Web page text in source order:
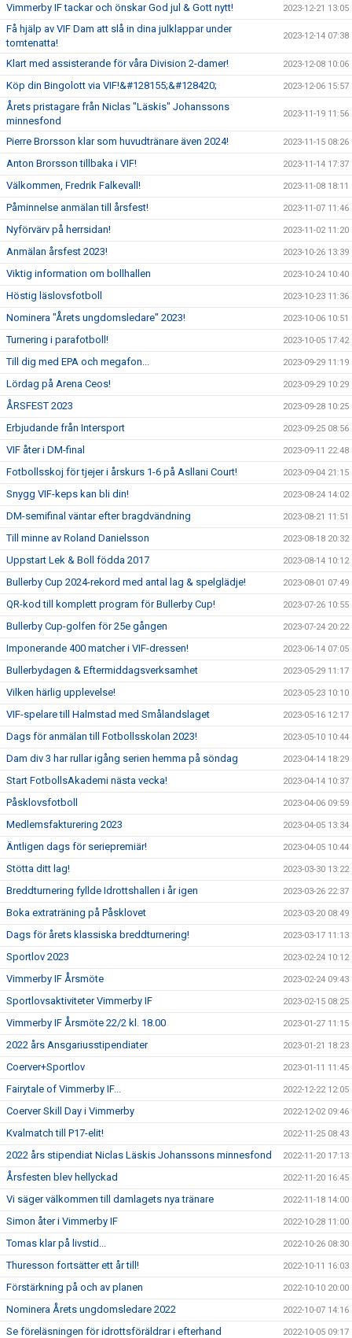
Vimmerby IF tackar och önskar God jul & Gott nytt! 2023-12-21 13:05
Få hjälp av VIF Dam att slå in dina julklappar under
tomtenatta!
2023-12-14 07:38
Klart med assisterande för våra Division 2-damer! 2023-12-08 10:06
Köp din Bingolott via VIF!&#128155;&#128420; 2023-12-06 15:57
Årets pristagare från Niclas "Läskis" Johanssons
minnesfond
2023-11-19 11:56
Pierre Brorsson klar som huvudtränare även 2024! 2023-11-15 08:26
Anton Brorsson tillbaka i VIF! 2023-11-14 17:37
Välkommen, Fredrik Falkevall! 2023-11-08 18:11
Påminnelse anmälan till årsfest! 2023-11-07 11:46
Nyförvärv på herrsidan! 2023-11-02 11:20
Anmälan årsfest 2023! 2023-10-26 13:39
Viktig information om bollhallen 2023-10-24 10:40
Höstig läslovsfotboll 2023-10-23 11:36
Nominera "Årets ungdomsledare" 2023! 2023-10-06 10:51
Turnering i parafotboll! 2023-10-05 17:42
Till dig med EPA och megafon... 2023-09-29 11:19
Lördag på Arena Ceos! 2023-09-29 10:29
ÅRSFEST 2023 2023-09-28 10:25
Erbjudande från Intersport 2023-09-25 08:56
VIF åter i DM-final 2023-09-11 22:48
Fotbollsskoj för tjejer i årskurs 1-6 på Asllani Court! 2023-09-04 21:15
Snygg VIF-keps kan bli din! 2023-08-24 14:02
DM-semifinal väntar efter bragdvändning 2023-08-21 11:51
Till minne av Roland Danielsson 2023-08-18 20:32
Uppstart Lek & Boll födda 2017 2023-08-14 10:12
Bullerby Cup 2024-rekord med antal lag & spelglädje! 2023-08-01 07:49
QR-kod till komplett program för Bullerby Cup! 2023-07-26 10:55
Bullerby Cup-golfen för 25e gången 2023-07-24 20:22
Imponerande 400 matcher i VIF-dressen! 2023-06-14 07:05
Bullerbydagen & Eftermiddagsverksamhet 2023-05-29 11:17
Vilken härlig upplevelse! 2023-05-23 10:10
VIF-spelare till Halmstad med Smålandslaget 2023-05-16 12:17
Dags för anmälan till Fotbollsskolan 2023! 2023-05-10 10:44
Dam div 3 har rullar igång serien hemma på söndag 2023-04-14 18:29
Start FotbollsAkademi nästa vecka! 2023-04-14 10:37
Påsklovsfotboll 2023-04-06 09:59
Medlemsfakturering 2023 2023-04-05 13:34
Äntligen dags för seriepremiär! 2023-04-05 10:44
Stötta ditt lag! 2023-03-30 13:22
Breddturnering fyllde Idrottshallen i år igen 2023-03-26 22:37
Boka extraträning på Påsklovet 2023-03-20 08:49
Dags för årets klassiska breddturnering! 2023-03-17 11:13
Sportlov 2023 2023-02-24 10:12
Vimmerby IF Årsmöte 2023-02-24 09:43
Sportlovsaktiviteter Vimmerby IF 2023-02-15 08:25
Vimmerby IF Årsmöte 22/2 kl. 18.00 2023-01-27 11:15
2022 års Ansgariusstipendiater 2023-01-21 18:23
Coerver+Sportlov 2023-01-11 11:45
Fairytale of Vimmerby IF... 2022-12-22 12:05
Coerver Skill Day i Vimmerby 2022-12-02 09:46
Kvalmatch till P17-elit! 2022-11-25 08:43
2022 års stipendiat Niclas Läskis Johanssons minnesfond 2022-11-20 17:13
Årsfesten blev hellyckad 2022-11-20 16:45
Vi säger välkommen till damlagets nya tränare 2022-11-18 14:00
Simon åter i Vimmerby IF 2022-10-28 11:00
Tomas klar på livstid... 2022-10-26 08:30
Thuresson fortsätter ett år till! 2022-10-11 16:03
Förstärkning på och av planen 2022-10-10 20:00
Nominera Årets ungdomsledare 2022 2022-10-07 14:16
Se föreläsningen för idrottsföräldrar i efterhand 2022-10-05 09:17